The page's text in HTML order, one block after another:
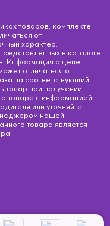
товаров, комплекте
от
характер.
в каталоге
Информация о цене
отличаться от
на соответствующий
при получении.
товаре с информацией
или уточняйте
нашей
товара является